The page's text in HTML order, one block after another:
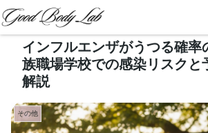
インフルエンザがうつる確率
族職場学校での感染リスクと
解説
その他